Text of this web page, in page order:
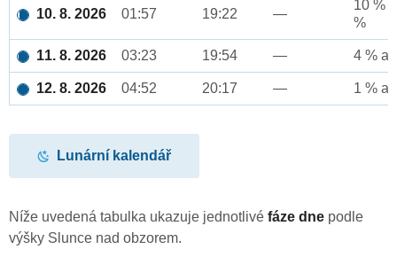
10. 8. 2026 01:57 19:22 —
10 %
%
11. 8. 2026 03:23 19:54 — 4 %
12. 8. 2026 04:52 20:17 — 1 %
Lunární kalendář
Níže uvedená tabulka ukazuje jednotlivé fáze dne podle
výšky Slunce nad obzorem.